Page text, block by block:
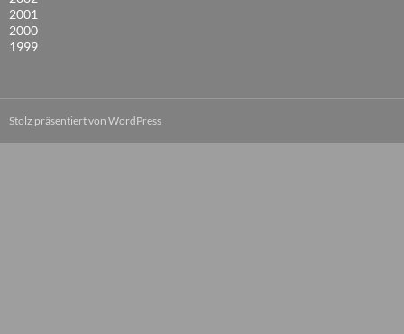
2001
2000
1999
Stolz präsentiert von WordPress